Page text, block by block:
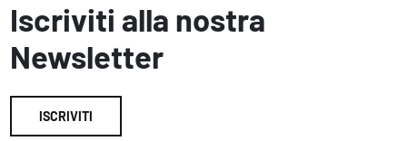
Iscriviti alla nostra
Newsletter
ISCRIVITI